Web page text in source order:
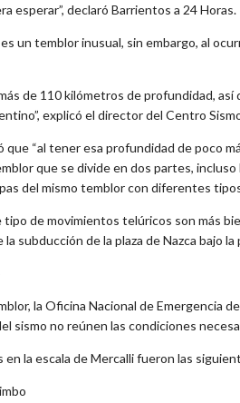
esperar”, declaró Barrientos a 24 Horas.
un temblor inusual, sin embargo, al
de 110 kilómetros de profundidad,
explicó el director del Centro
que “al tener esa profundidad de poco
que se divide en dos partes,
del mismo temblor con diferentes
de movimientos telúricos son más
subducción de la plaza de Nazca bajo la
la Oficina Nacional de Emergencia
sismo no reúnen las condiciones
en la escala de Mercalli fueron las